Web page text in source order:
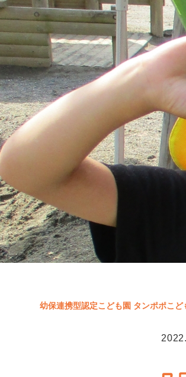
幼保連携型認定こども園 タンポポこど